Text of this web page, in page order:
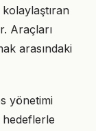
Araçları
arasındaki
yönetimi